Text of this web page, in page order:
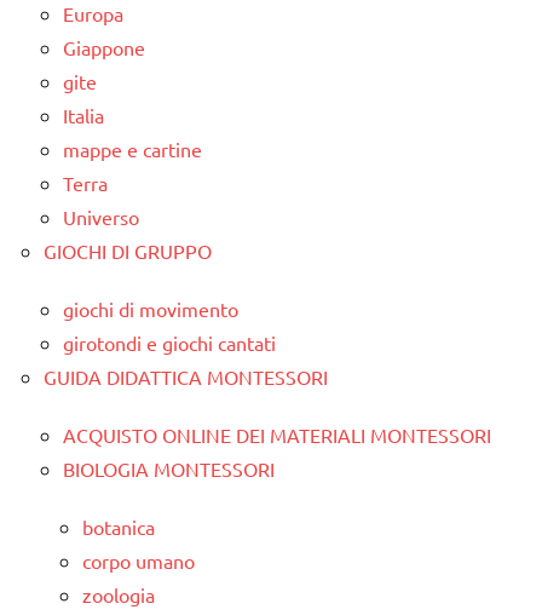
Europa
Giappone
gite
Italia
mappe e cartine
Terra
Universo
GIOCHI DI GRUPPO
giochi di movimento
girotondi e giochi cantati
GUIDA DIDATTICA MONTESSORI
ACQUISTO ONLINE DEI MATERIALI MONTESSORI
BIOLOGIA MONTESSORI
botanica
corpo umano
zoologia